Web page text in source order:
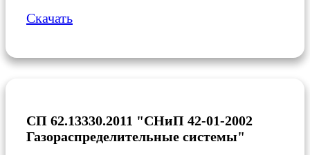
Скачать
СП 62.13330.2011 "СНиП 42-01-2002
Газораспределительные системы"